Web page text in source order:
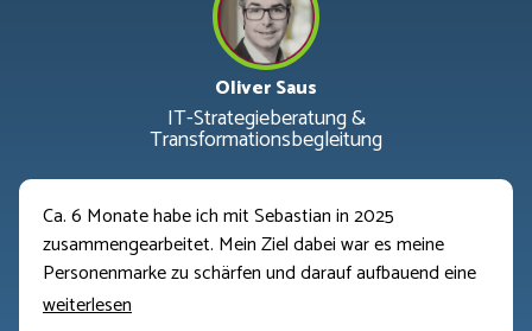
Ca. 6 Monate habe ich mit Sebastian in 2025
zusammengearbeitet. Mein Ziel dabei war es meine
Personenmarke zu schärfen und darauf aufbauend eine
passende Akquisestrategie zu bauen. Insgesamt konnte
weiterlesen
Oliver Saus
IT-Strategieberatung &
Transformationsbegleitung